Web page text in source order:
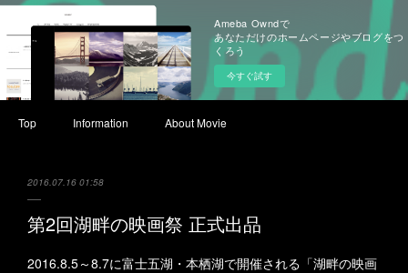
Ameba Owndで
あなただけのホームページやブログをつ
くろう
今すぐ試す
Top Information About Movie
2016.07.16 01:58
第2回湖畔の映画祭 正式出品
2016.8.5～8.7に富士五湖・本栖湖で開催される「湖畔の映画